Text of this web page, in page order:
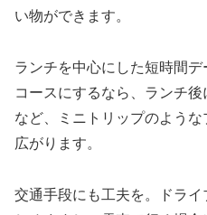
い物ができます。
ランチを中心にした短時間
コースにするなら、ランチ
など、ミニトリップのよう
広がります。
交通手段にも工夫を。ドラ